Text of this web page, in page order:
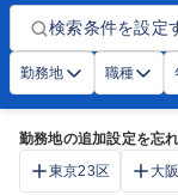
検索条件を設定
勤務地 職種
勤務地の追加設定を忘
東京23区
大